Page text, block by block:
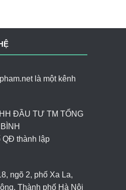
là một kênh
ĐẦU TƯ TM TỔNG
QĐ thành lập
ngõ 2, phố Xa La,
Thành phố Hà Nội